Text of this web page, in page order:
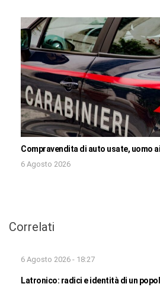
Compravendita di auto usate, uomo
6 Agosto 2026
Correlati
6 Agosto 2026 - 18:27
Latronico: radici e identità di un